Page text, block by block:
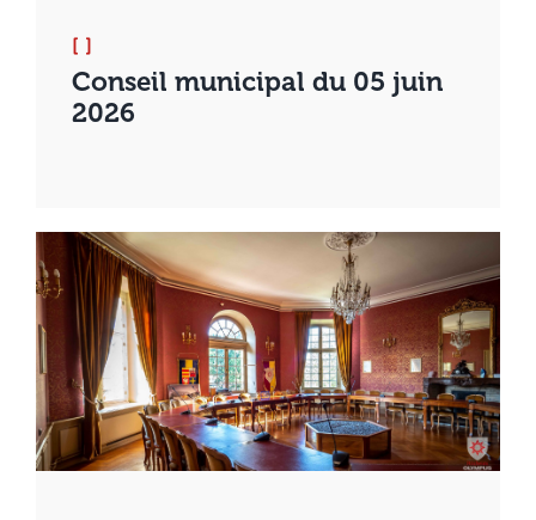
[ ]
Conseil municipal du 05 juin
2026